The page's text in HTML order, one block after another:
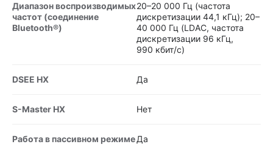
Диапазон воспроизводимых
частот (соединение
Bluetooth®)
20–20 000 Гц (частота
дискретизации 44,1 кГц); 20–
40 000 Гц (LDAC, частота
дискретизации 96 кГц,
990 кбит/с)
DSEE HX Да
S-Master HX Нет
Работа в пассивном режимеДа